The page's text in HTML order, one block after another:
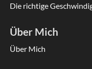
Die richtige
Über Mich
Über Mich